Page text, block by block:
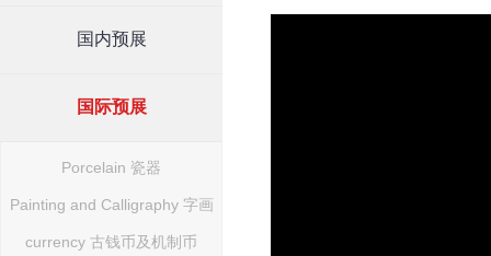
国内预展
国际预展
Porcelain 瓷器
Painting and Calligraphy 字画
currency 古钱币及机制币